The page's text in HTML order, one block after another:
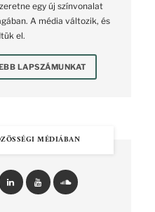
egy új színvonalat
A média változik, és
el.
LAPSZÁMUNKAT
MÉDIÁBAN